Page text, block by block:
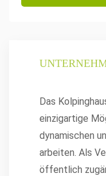
Das
einzigartige
dynamischen
arbeiten. Als
öffentlich